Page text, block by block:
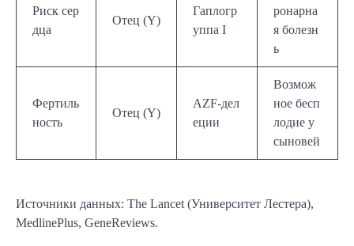
Риск сер
дца
Отец (Y)
Гаплогр
уппа I
ронарна
я болезн
ь
Фертиль
ность
Отец (Y)
AZF-дел
еции
Возмож
ное бесп
лодие у
сыновей
Источники данных: The Lancet (Университет Лестера),
MedlinePlus, GeneReviews.